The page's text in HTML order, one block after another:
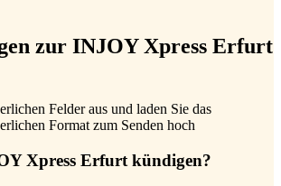
zur INJOY Xpress Erfurt
Felder aus und laden Sie das
Format zum Senden hoch
Xpress Erfurt kündigen?